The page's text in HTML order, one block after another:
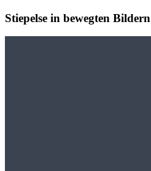
Stiepelse in bewegten Bildern